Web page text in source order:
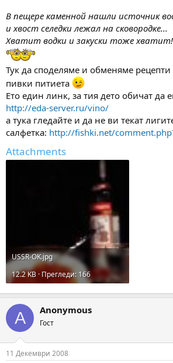
В пещере каменной нашли источник
и хвост селедки лежал на сковородке...
Хватит водки и закуски тоже хватит!
Тук да споделяме и обменяме рецепти
пивки питиета
Ето един линк, за тия дето обичат да
http://eda-server.ru/vino/
а тука гледайте и да не ви текат
салфетка: http://fishki.net/
Attachments
USSR-OK.jpg
12.2 KB · Прегледи: 166
A Anonymous
Гост
11 Декември 2008